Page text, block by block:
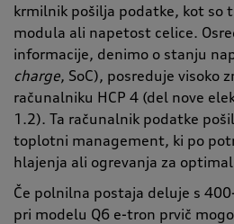
krmilnik pošilja podatke, kot so
modula ali napetost celice.
informacije, denimo o stanju
charge, SoC), posreduje visoko
računalniku HCP 4 (del nove
1.2). Ta računalnik podatke
toplotni management, ki po
hlajenja ali ogrevanja za
Če polnilna postaja deluje s
pri modelu Q6 e-tron prvič